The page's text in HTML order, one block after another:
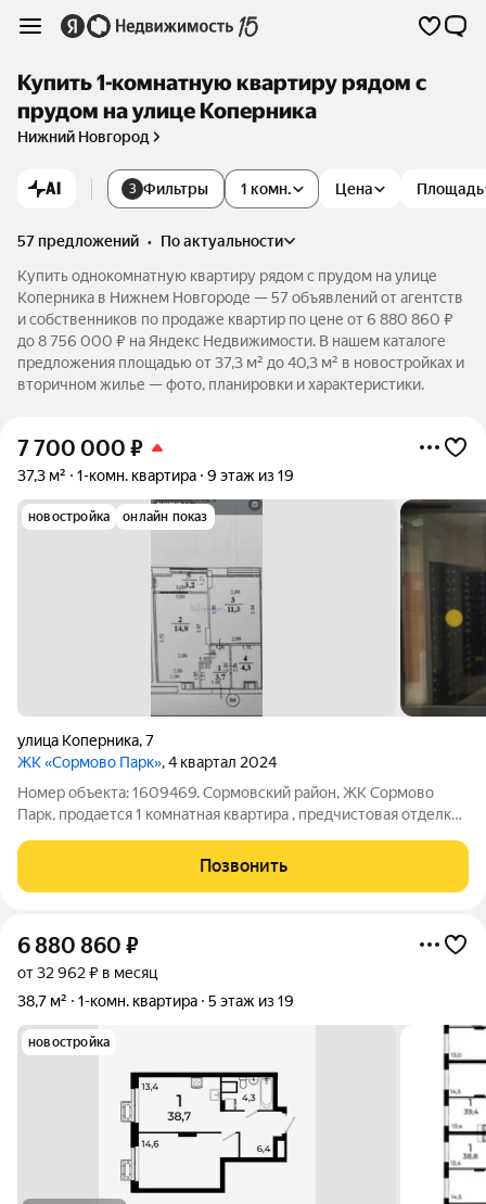
Купить 1-комнатную квартиру рядом с
прудом на улице Коперника
Нижний Новгород
AI 3 Фильтры 1 комн. Цена Площадь
57 предложений •
по актуальности
Купить однокомнатную квартиру рядом с прудом на улице
Коперника в Нижнем Новгороде — 57 объявлений от агентств
и собственников по продаже квартир по цене от 6 880 860 ₽
до 8 756 000 ₽ на Яндекс Недвижимости. В нашем каталоге
предложения площадью от 37,3 м² до 40,3 м² в новостройках и
вторичном жилье — фото, планировки и характеристики.
7 700 000 ₽
37,3 м² 1-комн. квартира 9 этаж из 19
новостройка онлайн показ
улица Коперника,7
ЖК «Сормово Парк», 4 квартал 2024
Номер объекта: 1609469. Сормовский район, ЖК Сормово
Парк, продается 1 комнатная квартира , предчистовая отделка ,
кирпич , теплая лоджия , окна- ПВХ профиль, двухкамерное
остекленение, дом-
Позвонить
6 880 860 ₽
от 32 962 ₽ в месяц
38,7 м²
1-комн. квартира 5 этаж из 19
новостройка